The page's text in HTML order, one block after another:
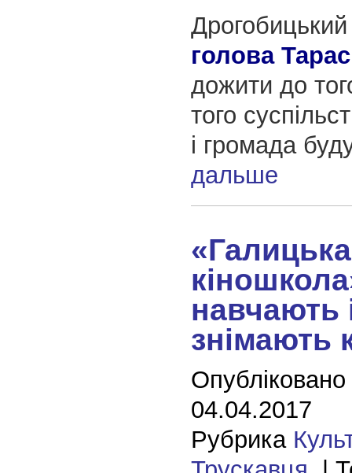
голова
дожити до
того
і громада
дальше
«Галицька
навчають
знімають
04.04.2017
Рубрика